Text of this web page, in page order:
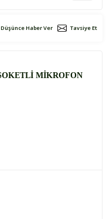
Düşünce Haber Ver Tavsiye Et
MİKROFON